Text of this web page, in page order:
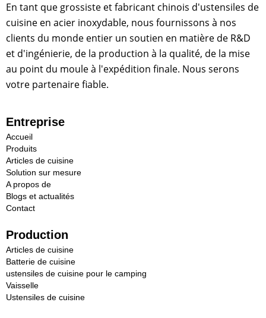
En tant que grossiste et fabricant chinois d'ustensiles de
cuisine en acier inoxydable, nous fournissons à nos
clients du monde entier un soutien en matière de R&D
et d'ingénierie, de la production à la qualité, de la mise
au point du moule à l'expédition finale. Nous serons
votre partenaire fiable.
Entreprise
Accueil
Produits
Articles de cuisine
Solution sur mesure
A propos de
Blogs et actualités
Contact
Production
Articles de cuisine
Batterie de cuisine
ustensiles de cuisine pour le camping
Vaisselle
Ustensiles de cuisine